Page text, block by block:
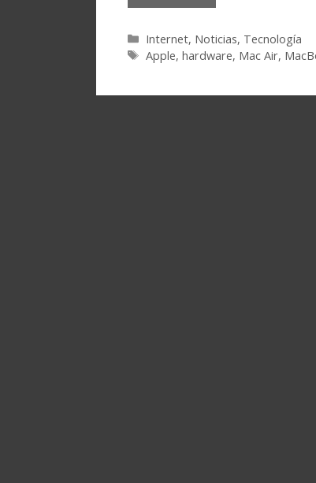
Categorías
Internet, Noticias, Tecnología
Etiquetas
Apple,hardware, Mac Air,